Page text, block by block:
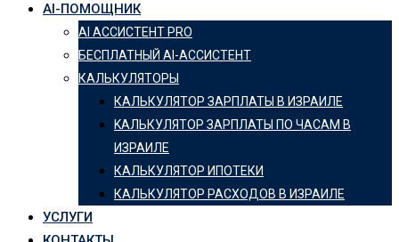
AI-ПОМОЩНИК
AI АССИСТЕНТ PRO
БЕСПЛАТНЫЙ AI-АССИСТЕНТ
КАЛЬКУЛЯТОРЫ
КАЛЬКУЛЯТОР ЗАРПЛАТЫ В ИЗРАИЛЕ
KАЛЬКУЛЯТОР ЗАРПЛАТЫ ПО ЧАСАМ В
ИЗРАИЛЕ
КАЛЬКУЛЯТОР ИПОТЕКИ
КАЛЬКУЛЯТОР РАСХОДОВ В ИЗРАИЛЕ
УСЛУГИ